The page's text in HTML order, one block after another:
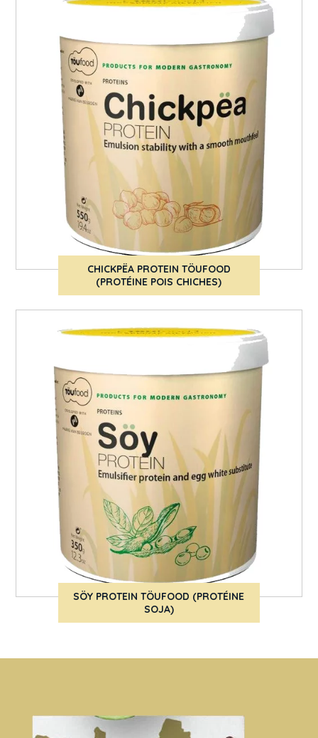
CHICKPËA PROTEIN TÖUFOOD
(PROTÉINE POIS CHICHES)
SÖY PROTEIN TÖUFOOD (PROTÉINE
SOJA)